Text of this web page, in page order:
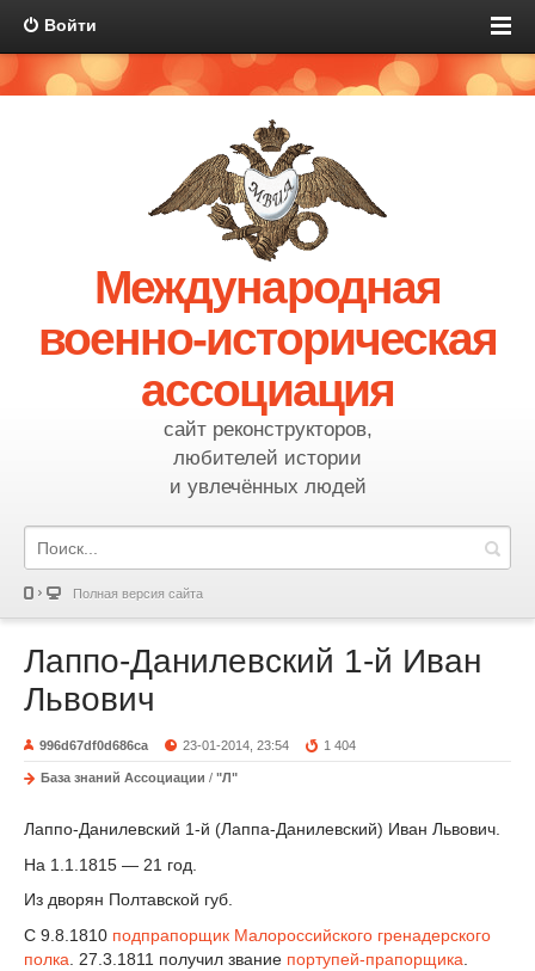
Войти
Международная
военно-историческая
ассоциация
сайт реконструкторов,
любителей истории
и увлечённых людей
Полная версия сайта
Лаппо-Данилевский 1-й Иван
Львович
996d67df0d686ca 23-01-2014, 23:54 1 404
База знаний Ассоциации / "Л"
Лаппо-Данилевский 1-й (Лаппа-Данилевский) Иван Львович.
На 1.1.1815 — 21 год.
Из дворян Полтавской губ.
С 9.8.1810 подпрапорщик Малороссийского гренадерского
полка . 27.3.1811 получил звание портупей-прапорщика